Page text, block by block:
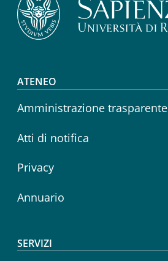
Footer menu
ATENEO
Amministrazione trasparente
Atti di notifica
Privacy
Annuario
SERVIZI